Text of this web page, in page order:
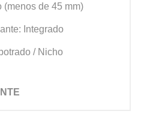
(menos de 45 mm)
Integrado
/ Nicho